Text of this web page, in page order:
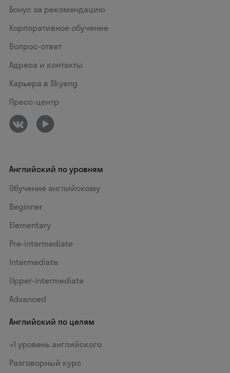
Бонус за рекомендацию
Корпоративное обучение
Вопрос-ответ
Адреса и контакты
Карьера в Skyeng
Пресс-центр
Английский по уровням
Обучение английскому
Beginner
Elementary
Pre-intermediate
Intermediate
Upper-intermediate
Advanced
Английский по целям
+1 уровень английского
Разговорный курс